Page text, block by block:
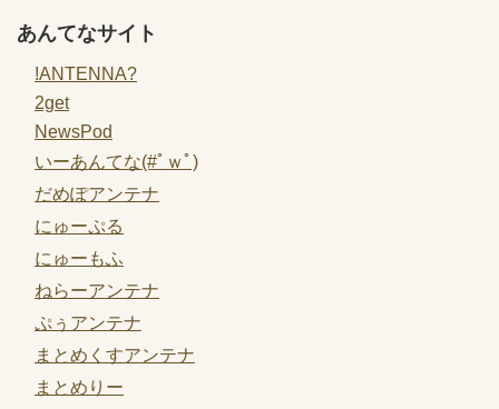
あんてなサイト
!ANTENNA?
2get
NewsPod
いーあんてな(#ﾟｗﾟ)
だめぽアンテナ
にゅーぷる
にゅーもふ
ねらーアンテナ
ぷぅアンテナ
まとめくすアンテナ
まとめりー